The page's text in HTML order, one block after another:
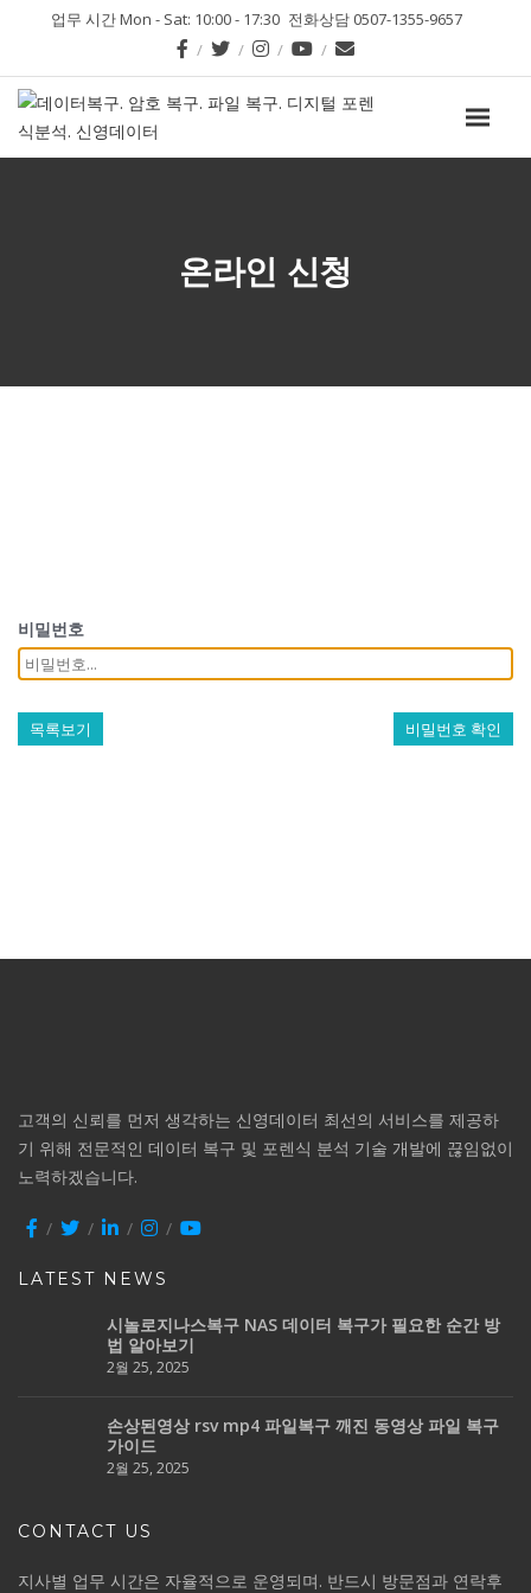
업무 시간 Mon - Sat: 10:00 - 17:30 전화상담 0507-1355-9657
온라인 신청
비밀번호
목록보기 비밀번호 확인
고객의 신뢰를 먼저 생각하는 신영데이터 최선의 서비스를 제공하
기 위해 전문적인 데이터 복구 및 포렌식 분석 기술 개발에 끊임없이
노력하겠습니다.
LATEST NEWS
시놀로지나스복구 NAS 데이터 복구가 필요한 순간 방
법 알아보기
2월 25, 2025
손상된영상 rsv mp4 파일복구 깨진 동영상 파일 복구
가이드
2월 25, 2025
CONTACT US
지사별 업무 시간은 자율적으로 운영되며. 반드시 방문점과 연락후